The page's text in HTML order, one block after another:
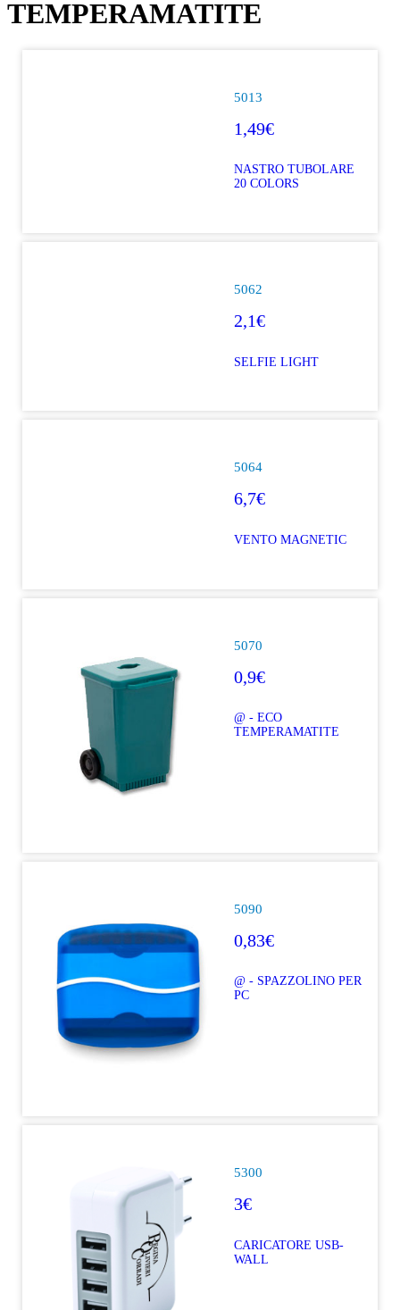
TEMPERAMATITE
5013
1,49€
NASTRO TUBOLARE
20 COLORS
5062
2,1€
SELFIE LIGHT
5064
6,7€
VENTO MAGNETIC
5070
0,9€
@ - ECO
TEMPERAMATITE
5090
0,83€
@ - SPAZZOLINO PER
PC
5300
3€
CARICATORE USB-
WALL